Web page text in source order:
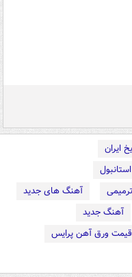
ایران
آهنگ های جدید
آهنگ جدید
قیمت ورق آهن پرایس